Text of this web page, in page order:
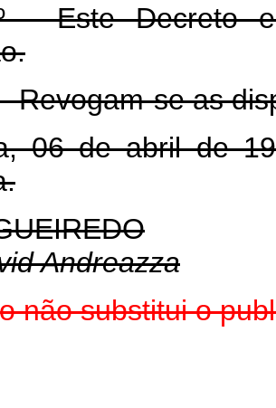
- Este Decreto
Revogam-se as
06 de abril de
Andreazza
não substitui o